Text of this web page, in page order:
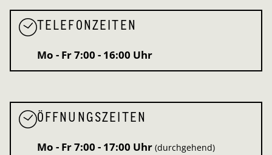
TELEFONZEITEN
Mo - Fr7:00 - 16:00 Uhr
ÖFFNUNGSZEITEN
Mo - Fr7:00 - 17:00 Uhr (durchgehend)